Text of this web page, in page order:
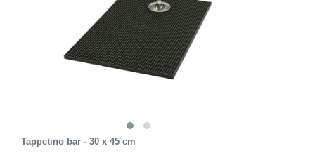
Tappetino bar - 30 x 45 cm